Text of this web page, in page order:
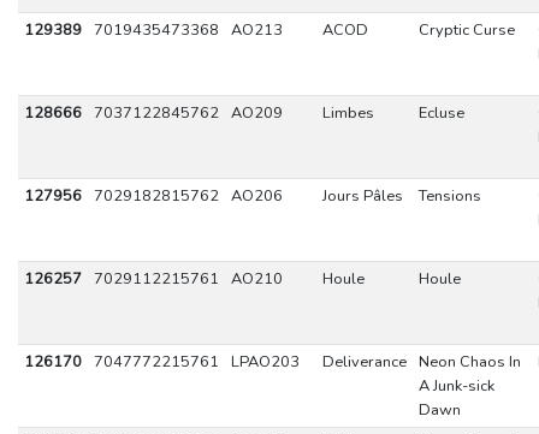
129389 7019435473368 AO213 ACOD Cryptic Curse
128666 7037122845762 AO209 Limbes Ecluse
127956 7029182815762 AO206 Jours Pâles Tensions
126257 7029112215761 AO210 Houle Houle
126170 7047772215761 LPAO203 Deliverance Neon Chaos In
A Junk-sick
Dawn